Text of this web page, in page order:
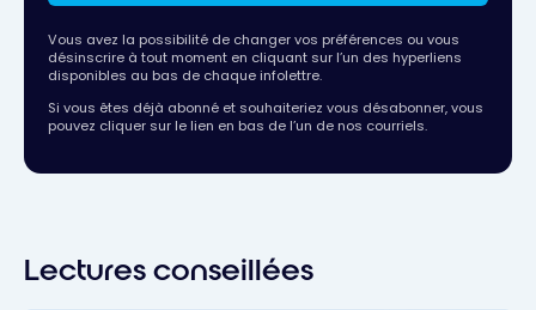
Vous avez la possibilité de changer vos préférences ou vous
désinscrire à tout moment en cliquant sur l’un des hyperliens
disponibles au bas de chaque infolettre.
Si vous êtes déjà abonné et souhaiteriez vous désabonner, vous
pouvez cliquer sur le lien en bas de l’un de nos courriels.
Lectures conseillées